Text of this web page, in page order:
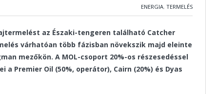
ENERGIA, TERMELÉS
az Északi-tengeren található Catcher
várhatóan több fázisban növekszik majd eleinte
mezőkön. A MOL-csoport 20%-os részesedéssel
a Premier Oil (50%, operátor), Cairn (20%) és Dyas